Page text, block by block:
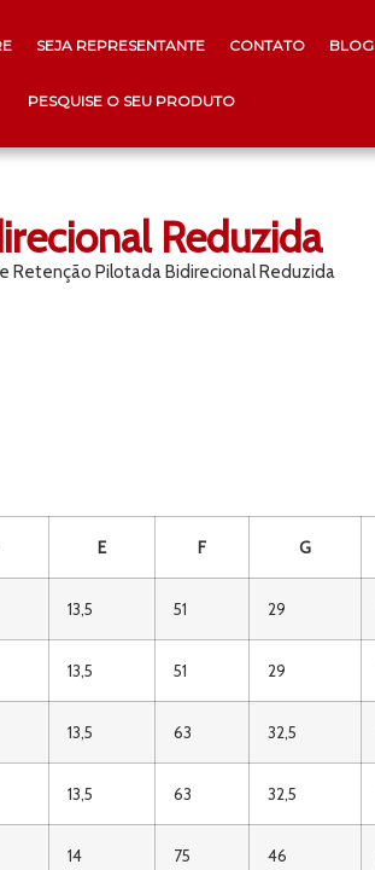
SEJA REPRESENTANTE CONTATO BLOG
PESQUISE O SEU PRODUTO
Reduzida
Retenção Pilotada Bidirecional Reduzida
E F G
13,5 51 29
13,5 51 29
13,5 63 32,5
13,5 63 32,5
14 75 46